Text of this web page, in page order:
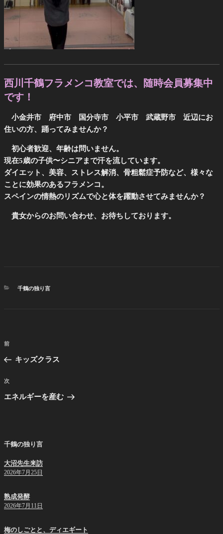
西川千鶴フラメンコ教室では、随時会員募集中
です！
小金井市 府中市 国分寺市 小平市 武蔵野市 近辺にお
住いの方、踊ってみませんか？
初心者歓迎、年齢は問いません。
現在5歳の子供〜シニアまで汗を流しています。
ダイエット、美容、ストレス解消、骨粗鬆症予防など、様々な
ことに効果のあるフラメンコ。
スペインの情熱のリズムで心と体を躍動させてみませんか？
貴女からのお問い合わせ、お待ちしております。
カ
千鶴の独り言
投
ナ
ビ
ゲ
ン
前
の
稿
前
キッズクラス
次
の
次
エネルギーを産む
千鶴の独り言
大沼先生来訪
2026年7月25日
熟成発酵
2026年7月11日
梅のしごとと、ディエギート